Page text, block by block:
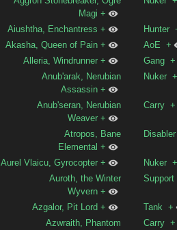
Magi +
Aiushtha, Enchantress + Hunter
Akasha, Queen of Pain + AoE
+
Alleria, Windrunner + Gang +
Anub'arak, Nerubian
Assassin +
Nuker
Anub'seran, Nerubian
Weaver +
Carry +
Atropos, Bane
Elemental +
Disabler
Aurel Vlaicu, Gyrocopter + Nuker
Auroth, the Winter
Wyvern +
Support
Azgalor, Pit Lord + Tank
+
Azwraith, Phantom
Carry +